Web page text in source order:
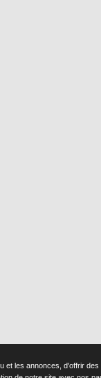
et les annonces, d'offrir